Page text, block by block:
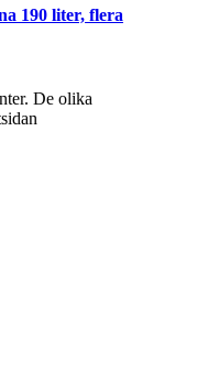
190 liter, flera
De olika